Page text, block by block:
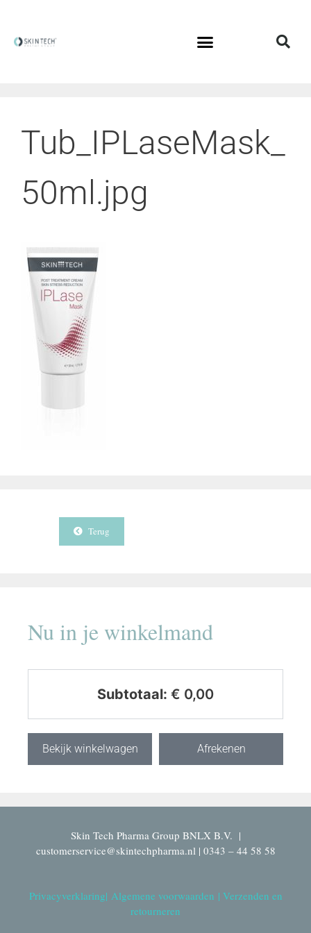
Tub_IPLaseMask_
50ml.jpg
Terug
Nu in je winkelmand
Subtotaal: € 0,00
Bekijk winkelwagen Afrekenen
Skin Tech Pharma Group BNLX B.V. |
customerservice@skintechpharma.nl | 0343 – 44 58 58
Privacyverklaring| Algemene voorwaarden | Verzenden en
retourneren